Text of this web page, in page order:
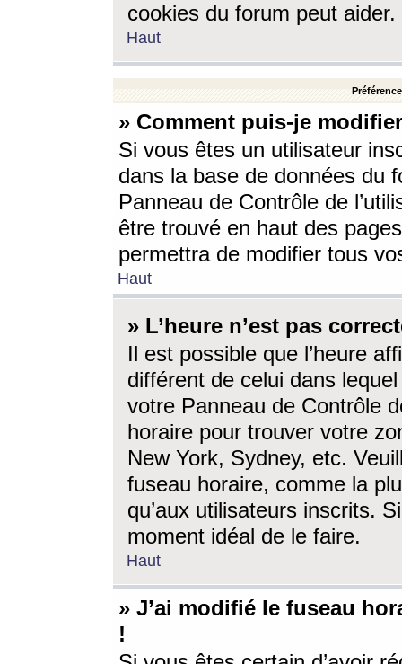
cookies du forum peut aider.
Haut
» Comment puis-je
Si vous êtes un utilisateur
dans la base de données du
Panneau de Contrôle de
être trouvé en haut des
permettra de modifier tous
Haut
» L’heure n’est pas
Il est possible que l’heure
différent de celui dans
votre Panneau de Contrôle
horaire pour trouver votre
New York, Sydney, etc.
fuseau horaire, comme la
qu’aux utilisateurs inscrits.
moment idéal de le faire.
Haut
» J’ai modifié le fuseau
!